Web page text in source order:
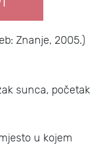
Znanje, 2005.)
sunca, početak
u kojem